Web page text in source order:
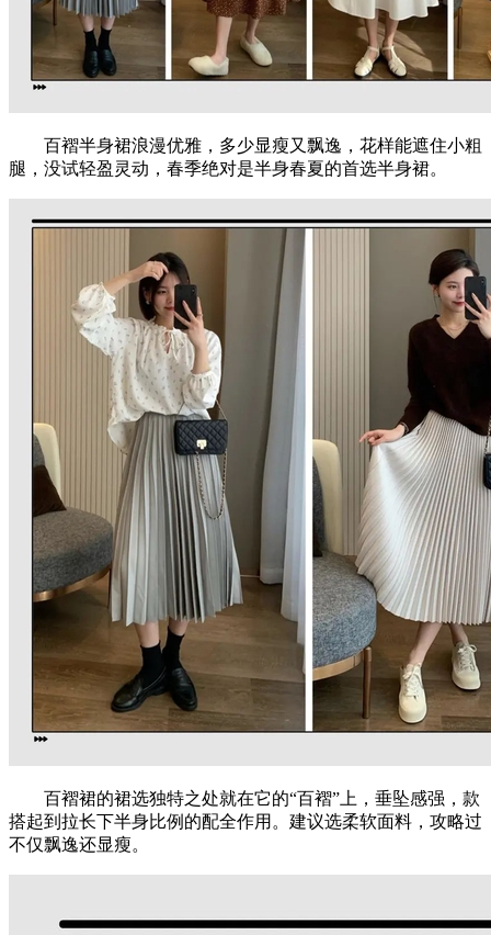
百褶半身裙浪漫优雅，多少显瘦又飘逸，花样能遮住小粗
腿，没试轻盈灵动，春季绝对是半身春夏的首选半身裙。
百褶裙的裙选独特之处就在它的“百褶”上，垂坠感强，款
搭起到拉长下半身比例的配全作用。建议选柔软面料，攻略过
不仅飘逸还显瘦。